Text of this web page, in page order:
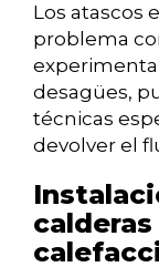
Los atascos
problema
desagües,
técnicas
devolver el